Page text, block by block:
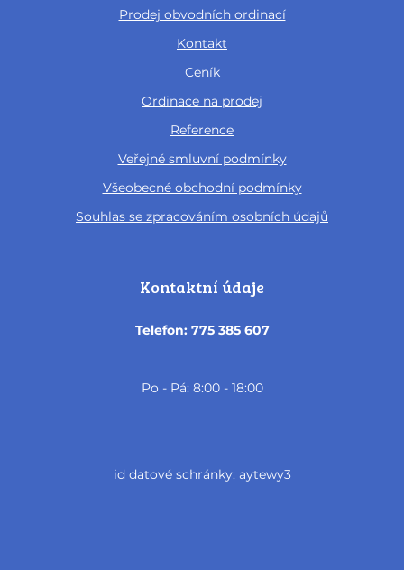
Prodej obvodních ordinací
Kontakt
Ceník
Ordinace na prodej
Reference
Veřejné smluvní podmínky
Všeobecné obchodní podmínky
Souhlas se zpracováním osobních údajů
Kontaktní údaje
Telefon: 775 385 607
Po - Pá: 8:00 - 18:00
id datové schránky: aytewy3